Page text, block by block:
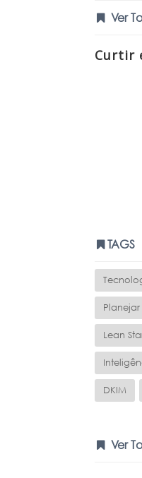
Ver
Curtir
TAGS
Planejar
Lean
DKIM
Ver